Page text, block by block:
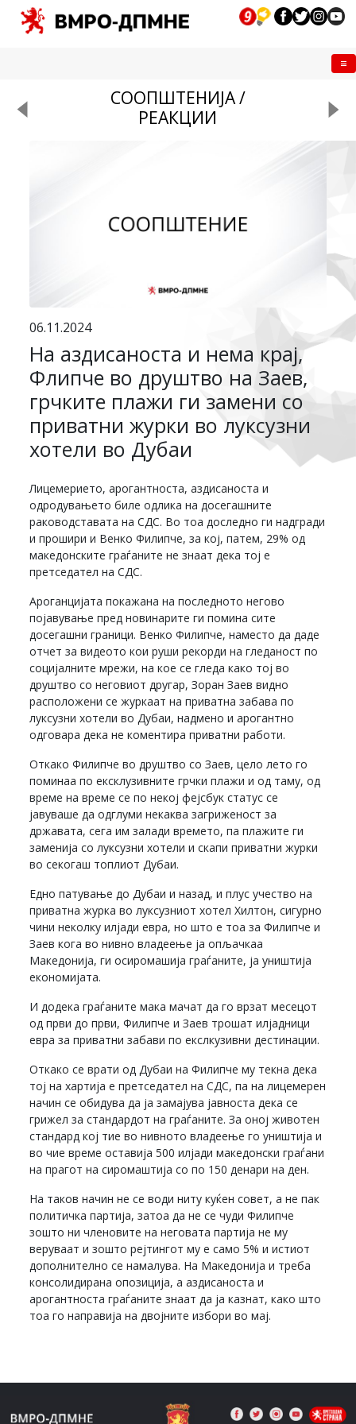
СООПШТЕНИЈА /
РЕАКЦИИ
06.11.2024
На аздисаноста и нема крај,
Флипче во друштво на Заев,
грчките плажи ги замени со
приватни журки во луксузни
хотели во Дубаи
Лицемерието, арогантноста, аздисаноста и
одродувањето биле одлика на досегашните
раководставата на СДС. Во тоа доследно ги надгради
и прошири и Венко Филипче, за кој, патем, 29% од
македонските граѓаните не знаат дека тој е
претседател на СДС.
Ароганцијата покажана на последното негово
појавување пред новинарите ги помина сите
досегашни граници. Венко Филипче, наместо да даде
отчет за видеото кои руши рекорди на гледаност по
социјалните мрежи, на кое се гледа како тој во
друштво со неговиот другар, Зоран Заев видно
расположени се журкаат на приватна забава по
луксузни хотели во Дубаи, надмено и арогантно
одговара дека не коментира приватни работи.
Откако Филипче во друштво со Заев, цело лето го
поминаа по ексклузивните грчки плажи и од таму, од
време на време се по некој фејсбук статус се
јавуваше да одглуми некаква загриженост за
државата, сега им залади времето, па плажите ги
заменија со луксузни хотели и скапи приватни журки
во секогаш топлиот Дубаи.
Едно патување до Дубаи и назад, и плус учество на
приватна журка во луксузниот хотел Хилтон, сигурно
чини неколку илјади евра, но што е тоа за Филипче и
Заев кога во нивно владеење ја опљачкаа
Македонија, ги осиромашија граѓаните, ја уништија
економијата.
И додека граѓаните мака мачат да го врзат месецот
од први до први, Филипче и Заев трошат илјадници
евра за приватни забави по екслкузивни дестинации.
Откако се врати од Дубаи на Филипче му текна дека
тој на хартија е претседател на СДС, па на лицемерен
начин се обидува да ја замајува јавноста дека се
грижел за стандардот на граѓаните. За оној животен
стандард кој тие во нивното владеење го уништија и
во чие време оставија 500 илјади македонски граѓани
на прагот на сиромаштија со по 150 денари на ден.
На таков начин не се води ниту куќен совет, а не пак
политичка партија, затоа да не се чуди Филипче
зошто ни членовите на неговата партија не му
веруваат и зошто рејтингот му е само 5% и истиот
дополнително се намалува. На Македонија и треба
консолидирана опозиција, а аздисаноста и
арогантноста граѓаните знаат да ја казнат, како што
тоа го направија на двојните избори во мај.